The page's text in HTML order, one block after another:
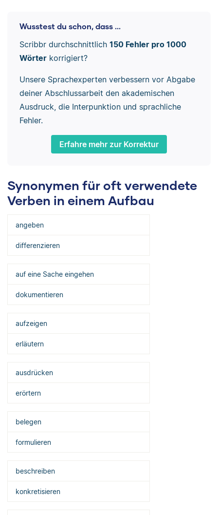
Wusstest du schon, dass ...
Scribbr durchschnittlich 150 Fehler pro 1000
Wörterkorrigiert?
Unsere Sprachexperten verbessern vor Abgabe
deiner Abschlussarbeit den akademischen
Ausdruck, die Interpunktion und sprachliche
Fehler.
Erfahre mehr zur Korrektur
Synonymen für oft verwendete
Verben in einem Aufbau
angeben
differenzieren
auf eine Sache eingehen
dokumentieren
aufzeigen
erläutern
ausdrücken
erörtern
belegen
formulieren
beschreiben
konkretisieren